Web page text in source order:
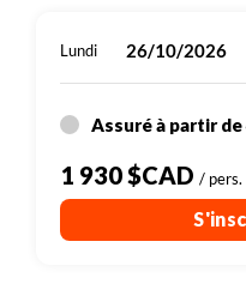
Lundi 26/10/2026
Assuré à partir de
1 930 $CAD / pers.